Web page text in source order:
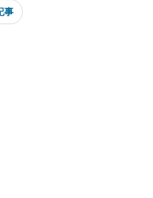
事